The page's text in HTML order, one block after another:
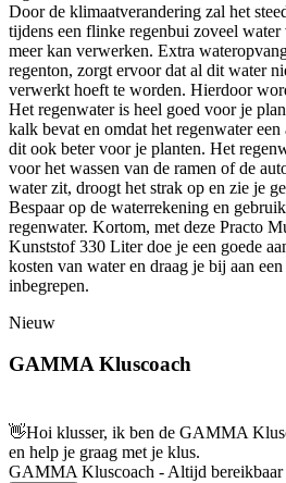
Door de klimaatverandering zal het
tijdens een flinke regenbui zoveel
meer kan verwerken. Extra
regenton, zorgt ervoor dat al dit water
verwerkt hoeft te worden. Hierdoor
Het regenwater is heel goed voor je
kalk bevat en omdat het regenwater
dit ook beter voor je planten. Het
voor het wassen van de ramen of de
water zit, droogt het strak op en zie je
Bespaar op de waterrekening en
regenwater. Kortom, met deze Practo
Kunststof 330 Liter doe je een goede
kosten van water en draag je bij aan
inbegrepen.
Nieuw
GAMMA Kluscoach
👋Hoi klusser, ik ben de GAMMA
en help je graag met je klus.
GAMMA Kluscoach - Altijd bereikbaar